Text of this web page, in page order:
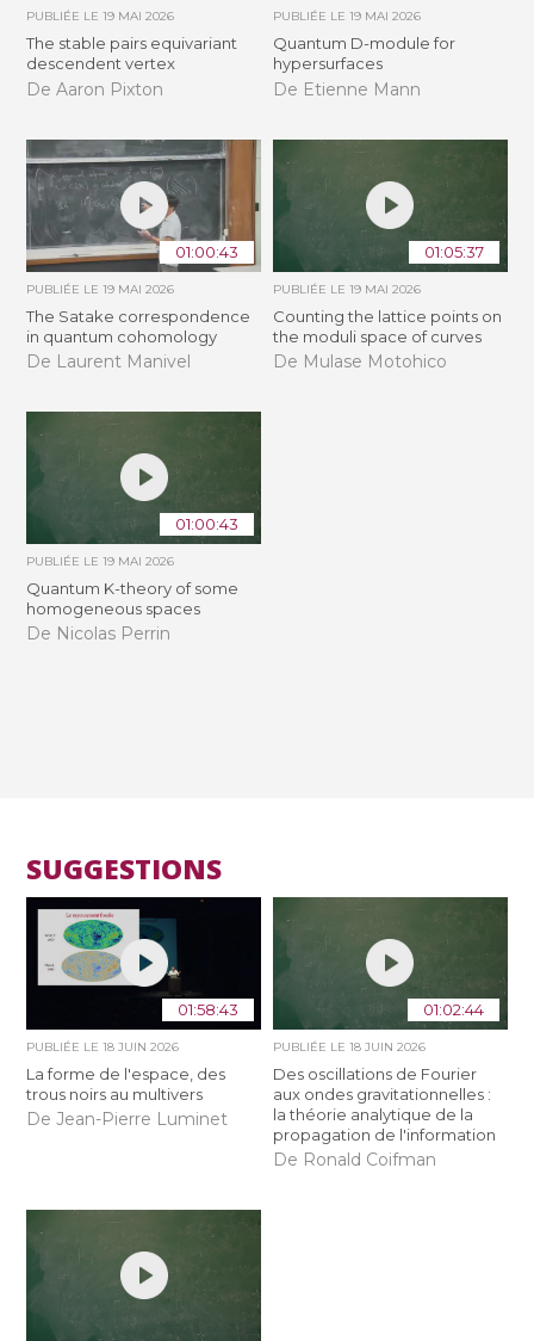
PUBLIÉE LE19 MAI 2026
The stable pairs equivariant
descendent vertex
De Aaron Pixton
PUBLIÉE LE 19 MAI 2026
Quantum D-module for
hypersurfaces
De Etienne Mann
01:00:43
PUBLIÉE LE19 MAI 2026
The Satake correspondence
in quantum cohomology
De Laurent Manivel
01:05:37
PUBLIÉE LE 19 MAI 2026
Counting the lattice points on
the moduli space of curves
De Mulase Motohico
01:00:43
PUBLIÉE LE19 MAI 2026
Quantum K-theory of some
homogeneous spaces
De Nicolas Perrin
SUGGESTIONS
01:58:43
PUBLIÉE LE18 JUIN 2026
La forme de l'espace, des
trous noirs au multivers
De Jean-Pierre Luminet
01:02:44
PUBLIÉE LE 18 JUIN 2026
Des oscillations de Fourier
aux ondes gravitationnelles :
la théorie analytique de la
propagation de l'information
De Ronald Coifman